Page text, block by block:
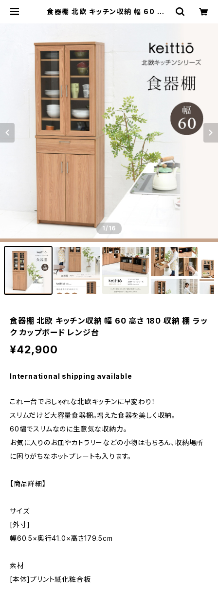
食器棚 北欧 キッチン収納 幅 60 高さ
1 /16
食器棚 北欧 キッチン収納 幅 60 高さ 180 収納 棚 ラッ
ク カップボード レンジ台
¥42,900
International shipping available
これ一台でおしゃれな北欧キッチンに早変わり！
スリムだけど大容量食器棚。増えた食器を美しく収納。
60幅でスリムなのに生意気な収納力。
お気に入りのお皿やカトラリーなどの小物はもちろん、収納場所
に困りがちなホットプレートも入ります。
【商品詳細】
サイズ
[外寸]
幅60.5×奥行41.0×高さ179.5cm
素材
[本体]プリント紙化粧合板